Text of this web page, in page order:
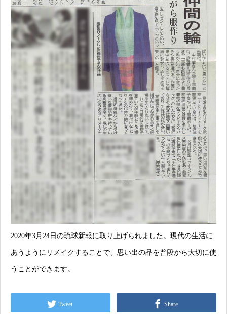
2020年3月24日の琉球新報に取り上げられました。現代の生活に
あうようにリメイクすることで、思い出の品を普段から大切に使
うことができます。
Tweet Share